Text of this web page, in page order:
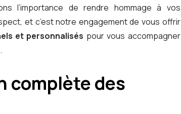
l’importance de rendre hommage à vos
et c’est notre engagement de vous offrir
et personnalisés pour vous accompagner
complète des